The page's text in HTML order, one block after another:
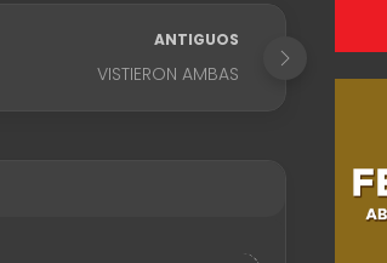
ANTIGUOS
VISTIERON AMBAS